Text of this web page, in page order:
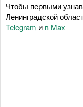
Чтобы первыми
Ленинградской
Telegram и в Maх